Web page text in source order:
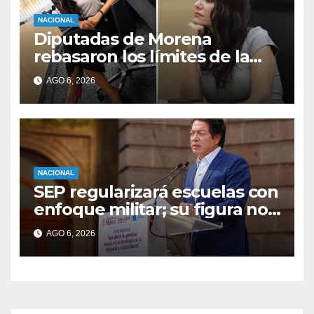
NACIONAL
Diputadas de Morena
rebasaron los límites de la
libertad de expresión: CNDH
AGO 6, 2026
NACIONAL
SEP regularizará escuelas con
enfoque militar; su figura no
existe en la legislación
educativa
AGO 6, 2026